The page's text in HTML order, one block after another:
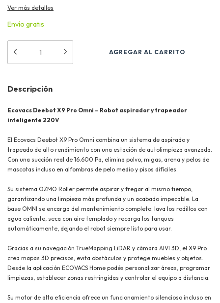
Ver más detalles
Envío gratis
Descripción
Ecovacs Deebot X9 Pro Omni – Robot aspirador y trapeador
inteligente 220V
El Ecovacs Deebot X9 Pro Omni combina un sistema de aspirado y
trapeado de alto rendimiento con una estación de autolimpieza avanzada.
Con una succión real de 16.600 Pa, elimina polvo, migas, arena y pelos de
mascotas incluso en alfombras de pelo medio y pisos difíciles.
Su sistema OZMO Roller permite aspirar y fregar al mismo tiempo,
garantizando una limpieza más profunda y un acabado impecable. La
base OMNI se encarga del mantenimiento completo: lava los rodillos con
agua caliente, seca con aire templado y recarga los tanques
automáticamente, dejando el robot siempre listo para usar.
Gracias a su navegación TrueMapping LiDAR y cámara AIVI 3D, el X9 Pro
crea mapas 3D precisos, evita obstáculos y protege muebles y objetos.
Desde la aplicación ECOVACS Home podés personalizar áreas, programar
limpiezas, establecer zonas restringidas y controlar el equipo a distancia.
Su motor de alta eficiencia ofrece un funcionamiento silencioso incluso en